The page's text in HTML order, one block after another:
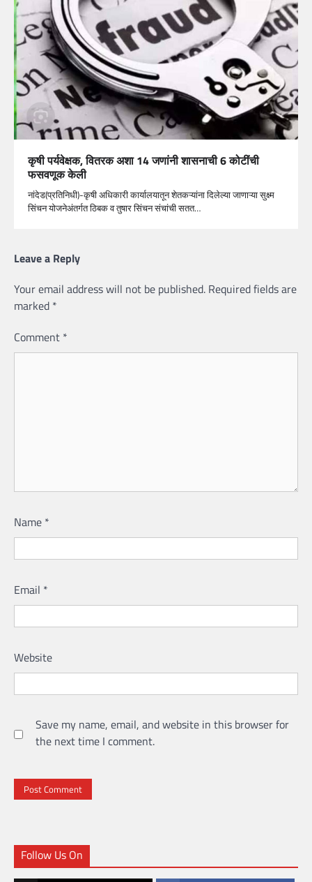
कृषी पर्यवेक्षक, वितरक अशा 14 जणांनी शासनाची 6 कोटींची
फसवणूक केली
नांदेड(प्रतिनिधी)-कृषी अधिकारी कार्यालयातून शेतकऱ्यांना दिलेल्या जाणाऱ्या सुक्ष्म
सिंचन योजनेअंतर्गत ठिबक व तुषार सिंचन संचांची सतत…
Leave a Reply
Your email address will not be published. Required fields are
marked *
Comment *
Name *
Email *
Website
Save my name, email, and website in this browser for
the next time I comment.
Follow Us On